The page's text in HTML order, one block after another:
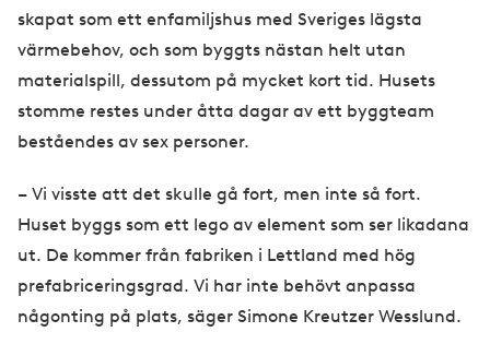
skapat som ett enfamiljshus med Sveriges lägsta
värmebehov, och som byggts nästan helt utan
materialspill, dessutom på mycket kort tid. Husets
stomme restes under åtta dagar av ett byggteam
beståendes av sex personer.
– Vi visste att det skulle gå fort, men inte så fort.
Huset byggs som ett lego av element som ser likadana
ut. De kommer från fabriken i Lettland med hög
prefabriceringsgrad. Vi har inte behövt anpassa
någonting på plats, säger Simone Kreutzer Wesslund.